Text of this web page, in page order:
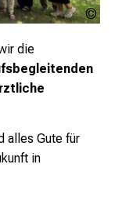
die
alles Gute für
in